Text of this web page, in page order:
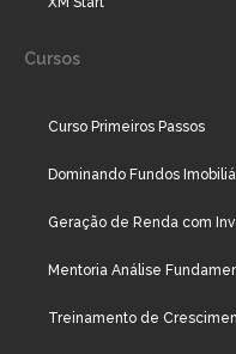
Cursos
Curso Primeiros Passos
Dominando Fundos
Geração de Renda com
Mentoria Análise
Treinamento de